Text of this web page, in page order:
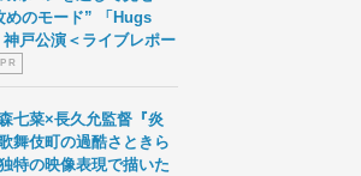
めのモード” 「Hugs
戸公演＜ライブレポー
P R
七菜×長久允監督『炎
舞伎町の過酷さときら
特の映像表現で描いた